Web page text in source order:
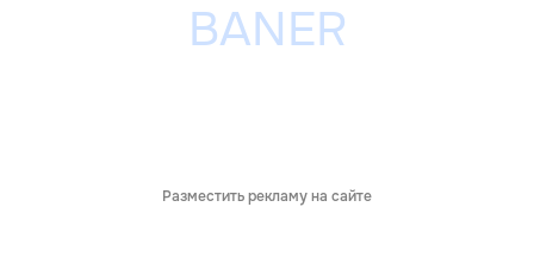
Разместить рекламу на сайте